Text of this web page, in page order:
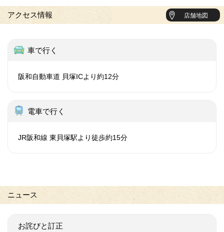
アクセス情報 店舗地図
車で行く
阪和自動車道 貝塚ICより約12分
電車で行く
JR阪和線 東貝塚駅より徒歩約15分
ニュース
お詫びと訂正